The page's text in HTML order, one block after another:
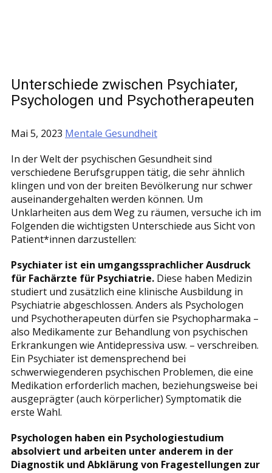
Unterschiede zwischen Psychiater,
Psychologen und Psychotherapeuten
Mai 5, 2023 Mentale Gesundheit
In der Welt der psychischen Gesundheit sind
verschiedene Berufsgruppen tätig, die sehr ähnlich
klingen und von der breiten Bevölkerung nur schwer
auseinandergehalten werden können. Um
Unklarheiten aus dem Weg zu räumen, versuche ich im
Folgenden die wichtigsten Unterschiede aus Sicht von
Patient*innen darzustellen:
Psychiater ist ein umgangssprachlicher Ausdruck
für Fachärzte für Psychiatrie. Diese haben Medizin
studiert und zusätzlich eine klinische Ausbildung in
Psychiatrie abgeschlossen. Anders als Psychologen
und Psychotherapeuten dürfen sie Psychopharmaka –
also Medikamente zur Behandlung von psychischen
Erkrankungen wie Antidepressiva usw. – verschreiben.
Ein Psychiater ist demensprechend bei
schwerwiegenderen psychischen Problemen, die eine
Medikation erforderlich machen, beziehungsweise bei
ausgeprägter (auch körperlicher) Symptomatik die
erste Wahl.
Psychologen haben ein Psychologiestudium
absolviert und arbeiten unter anderem in der
Diagnostik und Abklärung von Fragestellungen zur